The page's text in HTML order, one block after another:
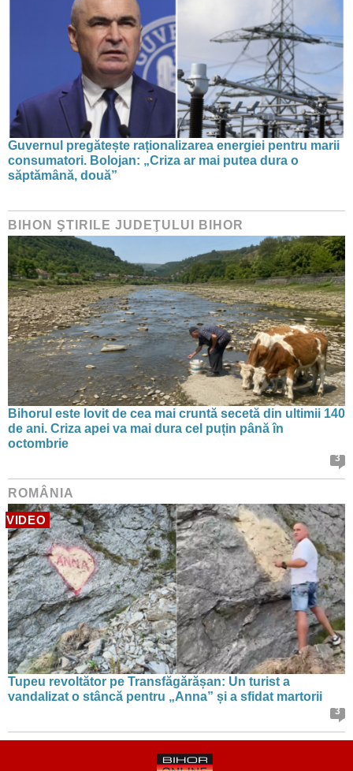
Guvernul pregătește raționalizarea energiei pentru marii
consumatori. Bolojan: „Criza ar mai putea dura o
săptămână, două”
BIHON ŞTIRILE JUDEŢULUI BIHOR
Bihorul este lovit de cea mai cruntă secetă din ultimii 140
de ani. Criza apei va mai dura cel puțin până în
octombrie
3
ROMÂNIA
VIDEO
Tupeu revoltător pe Transfăgărășan: Un turist a
vandalizat o stâncă pentru „Anna” și a sfidat martorii
3